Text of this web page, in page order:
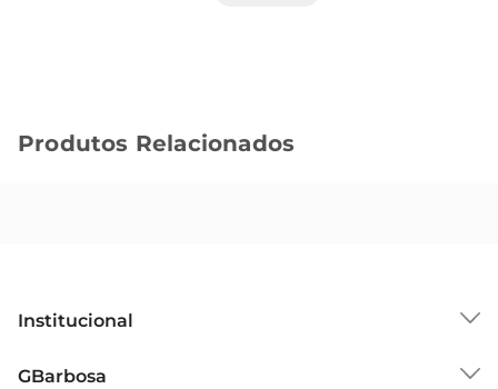
Produzido com rigorosos padrões de qualidade, o
a excelência é uma das marcas da Seara, que se
Versatilidade na cozinha
Produtos Relacionados
Institucional
GBarbosa